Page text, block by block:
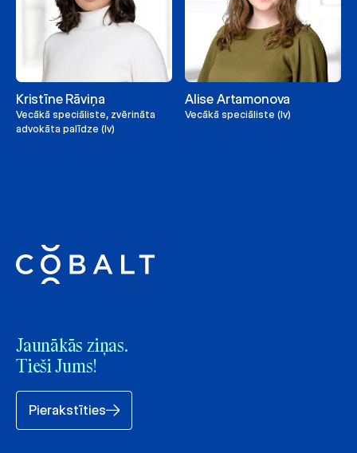
Kristīne Rāviņa
Vecākā speciāliste, zvērināta
advokāta palīdze (lv)
Alise Artamonova
Vecākā speciāliste (lv)
Jaunākās ziņas.
Tieši Jums!
Pierakstīties